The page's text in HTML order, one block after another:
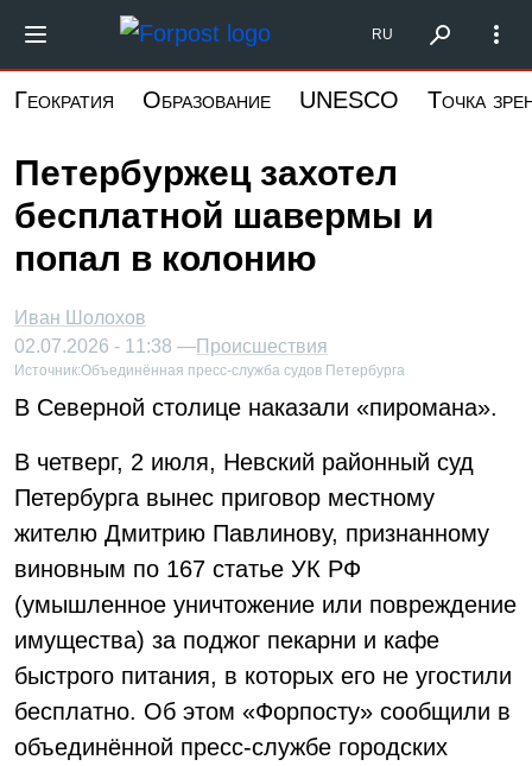
основному
Форпост Северо-Запад
RU
Геократия Образование UNESCO Точка
Петербуржец захотел
бесплатной шавермы и
попал в колонию
Иван Шолохов
02.07.2026 - 11:38 —Происшествия
Источник:Объединённая пресс-служба судов Петербурга
В Северной столице наказали «пиромана».
В четверг, 2 июля, Невский районный суд
Петербурга вынес приговор местному
жителю Дмитрию Павлинову, признанному
виновным по 167 статье УК РФ
(умышленное уничтожение или повреждение
имущества) за поджог пекарни и кафе
быстрого питания, в которых его не угостили
бесплатно. Об этом «Форпосту» сообщили в
объединённой пресс-службе городских